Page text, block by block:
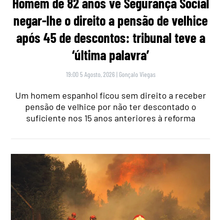
negar-lhe o direito a pensão de velhice
após 45 de descontos: tribunal teve a
‘última palavra’
19:00 5 Agosto, 2026 | Gonçalo Viegas
Um homem espanhol ficou sem direito a receber
pensão de velhice por não ter descontado o
suficiente nos 15 anos anteriores à reforma